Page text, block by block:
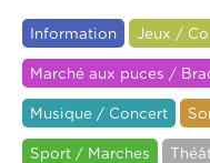
Information Jeux /
Marché aux puces /
Musique / Concert
Sport / Marches